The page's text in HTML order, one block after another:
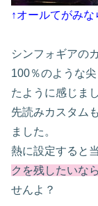
↑オールてがみな
シンフォギアの
100％のような
たように感じまし
先読みカスタム
ました。
熱に設定すると
クを残したいなら
せんよ？